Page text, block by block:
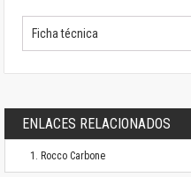
Ficha técnica
ENLACES RELACIONADOS
Rocco Carbone